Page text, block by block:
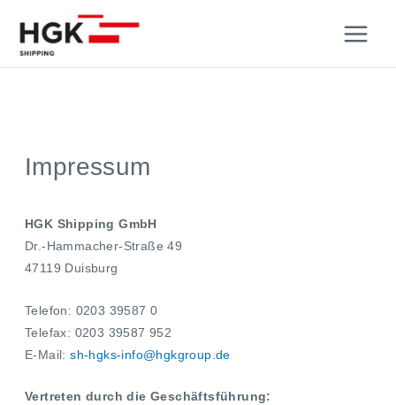
Inhalt
springen
Impressum
HGK Shipping GmbH
Dr.-Hammacher-Straße 49
47119 Duisburg
Telefon: 0203 39587 0
Telefax: 0203 39587 952
E-Mail:sh-hgks-info@hgkgroup.de
Vertreten durch die Geschäftsführung: